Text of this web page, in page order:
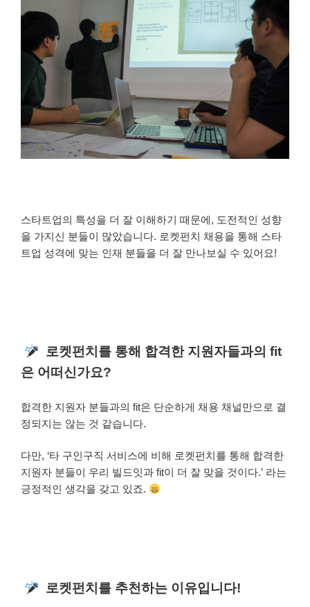
스타트업의 특성을 더 잘 이해하기 때문에, 도전적인 성향
을 가지신 분들이 많았습니다. 로켓펀치 채용을 통해 스타
트업 성격에 맞는 인재 분들을 더 잘 만나보실 수 있어요!
로켓펀치를 통해 합격한 지원자들과의 fit
은 어떠신가요?
합격한 지원자 분들과의 fit은 단순하게 채용 채널만으로 결
정되지는 않는 것 같습니다.
다만, ‘타 구인구직 서비스에 비해 로켓펀치를 통해 합격한
지원자 분들이 우리 빌드잇과 fit이 더 잘 맞을 것이다.’ 라는
긍정적인 생각을 갖고 있죠.
로켓펀치를 추천하는 이유입니다!